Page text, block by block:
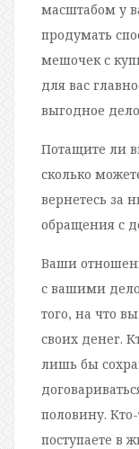
масштабом у
продумать
мешочек с
для вас
выгодное
Потащите ли
сколько
вернетесь за
обращения с
Ваши
с вашими
того, на что
своих денег.
лишь бы
половину.
поступаете в